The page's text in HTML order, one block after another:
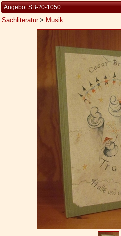
Kleine Kulturgeschichte
Widerrufsbelehrung
Geschäftsbedingungen
Datenschutzerklärung
Angebot SB-20-1050
Sachliteratur> Musik